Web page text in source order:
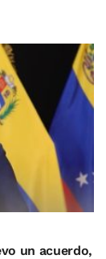
un acuerdo,